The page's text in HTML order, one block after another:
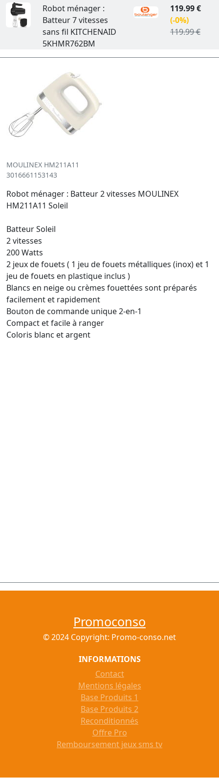
Robot ménager :
Batteur 7 vitesses
sans fil KITCHENAID
5KHMR762BM
119.99 €
(-0%)
119.99 €
MOULINEX HM211A11
3016661153143
Robot ménager : Batteur 2 vitesses MOULINEX
HM211A11 Soleil
Batteur Soleil
2 vitesses
200 Watts
2 jeux de fouets ( 1 jeu de fouets métalliques (inox) et 1
jeu de fouets en plastique inclus )
Blancs en neige ou crèmes fouettées sont préparés
facilement et rapidement
Bouton de commande unique 2-en-1
Compact et facile à ranger
Coloris blanc et argent
Promoconso
© 2024 Copyright: Promo-conso.net
INFORMATIONS
Contact
Mentions légales
Base Produits 1
Base Produits 2
Reconditionnés
Offre Pro
Remboursement jeux sms tv